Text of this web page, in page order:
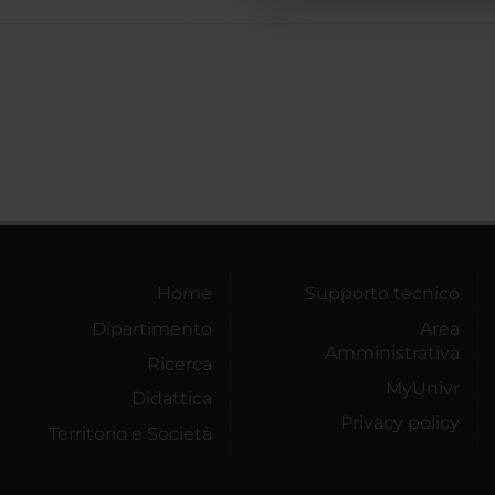
Home
Dipartimento
Ricerca
Didattica
Territorio e Società
Supporto tecnico
Area
Amministrativa
MyUnivr
Privacy policy